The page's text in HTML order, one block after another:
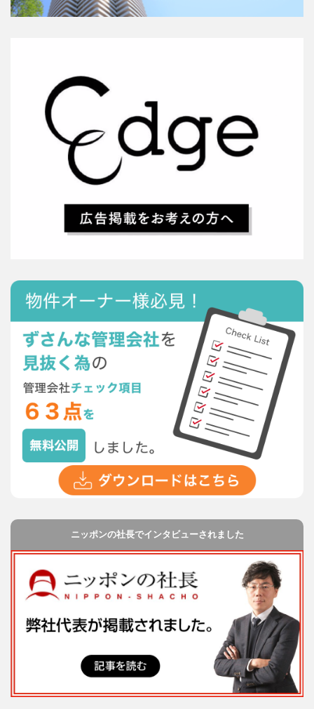
ニッポンの社長でインタビューされました